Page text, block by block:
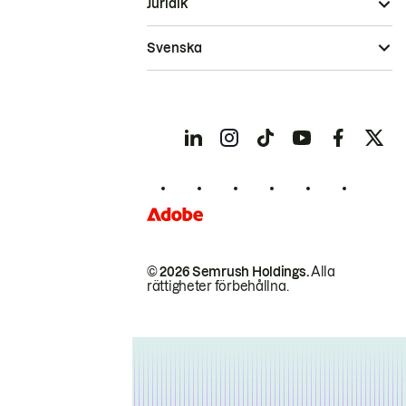
© 2026 Semrush Holdings.Alla
rättigheter förbehållna.
Juridik
Svenska